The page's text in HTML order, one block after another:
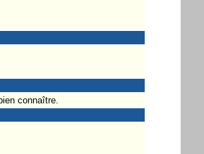
connaître.